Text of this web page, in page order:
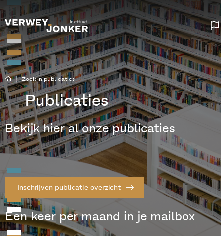
| Zoek in publicaties
Publicaties
Bekijk hier al onze publicaties
Inschrijven publicatie overzicht
Een keer per maand in je mailbox